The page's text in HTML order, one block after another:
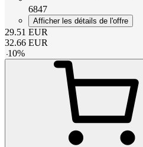
6847
Afficher les détails de l'offre
29.51 EUR
32.66 EUR
-10%